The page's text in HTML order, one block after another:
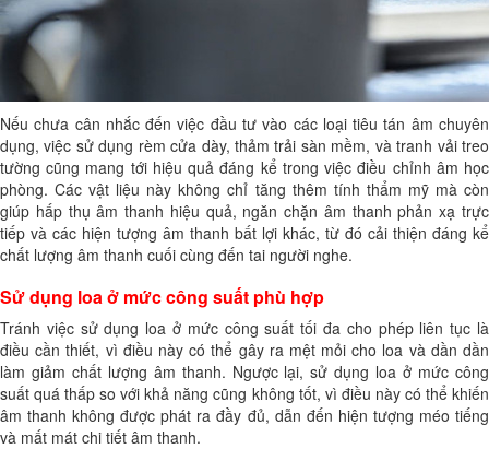
Nếu chưa cân nhắc đến việc đầu tư vào các loại tiêu tán âm chuyên
dụng, việc sử dụng rèm cửa dày, thảm trải sàn mềm, và tranh vải treo
tường cũng mang tới hiệu quả đáng kể trong việc điều chỉnh âm học
phòng. Các vật liệu này không chỉ tăng thêm tính thẩm mỹ mà còn
giúp hấp thụ âm thanh hiệu quả, ngăn chặn âm thanh phản xạ trực
tiếp và các hiện tượng âm thanh bất lợi khác, từ đó cải thiện đáng kể
chất lượng âm thanh cuối cùng đến tai người nghe.
Sử dụng loa ở mức công suất phù hợp
Tránh việc sử dụng loa ở mức công suất tối đa cho phép liên tục là
điều cần thiết, vì điều này có thể gây ra mệt mỏi cho loa và dần dần
làm giảm chất lượng âm thanh. Ngược lại, sử dụng loa ở mức công
suất quá thấp so với khả năng cũng không tốt, vì điều này có thể khiến
âm thanh không được phát ra đầy đủ, dẫn đến hiện tượng méo tiếng
và mất mát chi tiết âm thanh.